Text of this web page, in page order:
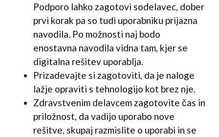
Podporo lahko zagotovi sodelavec, dober
prvi korak pa so tudi uporabniku prijazna
navodila. Po možnosti naj bodo
enostavna navodila vidna tam, kjer se
digitalna rešitev uporablja.
Prizadevajte si zagotoviti, da je naloge
lažje opraviti s tehnologijo kot brez nje.
Zdravstvenim delavcem zagotovite čas in
priložnost, da vadijo uporabo nove
rešitve, skupaj razmislite o uporabi in se